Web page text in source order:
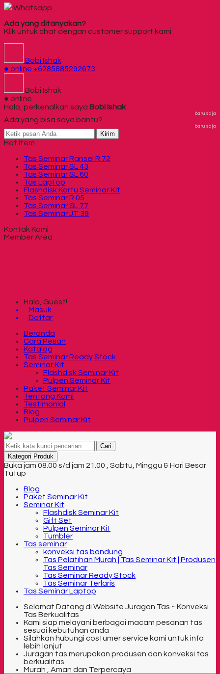
Whatsapp
Ada yang ditanyakan?
Klik untuk chat dengan customer support kami
Bobi Ishak
● online +6285885292673
Bobi Ishak
● online
Halo, perkenalkan saya Bobi Ishak
baru saja
Ada yang bisa saya bantu?
baru saja
Kirim
Hot Item
Tas Seminar Ransel R 72
Tas Seminar SL 43
Tas Seminar SL 60
Tas Laptop
Flashdisk Kartu Seminar Kit
Tas Seminar R 05
Tas Seminar SL 77
Tas Seminar JT 39
Kontak Kami
Member Area
Halo, Guest!
Masuk
Daftar
Beranda
Cara Pesan
Katalog
Tas Seminar Ready Stock
Seminar Kit
Flashdisk Seminar Kit
Pulpen Seminar Kit
Paket Seminar Kit
Tentang Kami
Testimonial
Blog
Pulpen Seminar Kit
Cari
Kategori Produk
Buka jam 08.00 s/d jam 21.00 , Sabtu, Minggu & Hari Besar
Tutup
Blog
Paket Seminar Kit
Seminar Kit
Flashdisk Seminar Kit
Gift Set
Pulpen Seminar Kit
Tumbler
Tas seminar
konveksi tas bandung
Tas Pelatihan Murah | Tas Seminar Kit | Produsen
Tas Seminar
Tas Seminar Ready Stock
Tas Seminar Terlaris
Tas Seminar Laptop
Selamat Datang di Website Juragan Tas ~ Konveksi
Tas Berkualitas
Kami siap melayani berbagai macam pesanan tas
sesuai kebutuhan anda
Silahkan hubungi costumer service kami untuk info
lebih lanjut
Juragan tas merupakan produsen dan konveksi tas
berkualitas
Murah , Aman dan Terpercaya